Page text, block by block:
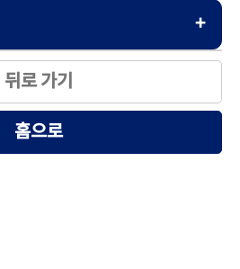
: hwa a_sTID:hwa,
Index
접속 URL이 올바른지 확인
뒤로 가기
홈으로